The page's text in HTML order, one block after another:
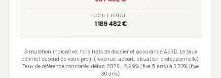
COÛT TOTAL
1 189 482 €
Simulation indicative, hors frais de dossier et assurance ASRD. Le taux
définitif dépend de votre profil (revenus, apport, situation professionnelle).
Taux de référence constatés début 2026 : 2,99% (fixe 5 ans) à 3,70% (fixe
30 ans).